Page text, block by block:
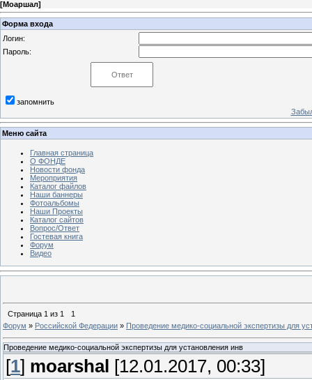
[Моаршал]
Форма входа
Логин:
Пароль:
запомнить
Меню сайта
Главная страница
О ФОНДЕ
Новости фонда
Мероприятия
Каталог файлов
Наши баннеры
Фотоальбомы
Наши Проекты
Каталог сайтов
Вопрос/Ответ
Гостевая книга
Форум
Видео
Страница 1 из 1
1
Форум » Российской Федерации » Проведение медико-социальной экспертизы для
Проведение медико-социальной экспертизы для установления инв
[1] moarshal [12.01.2017, 00:33]